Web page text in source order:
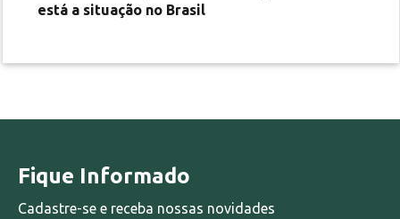
está a situação no Brasil
Fique Informado
Cadastre-se e receba nossas novidades